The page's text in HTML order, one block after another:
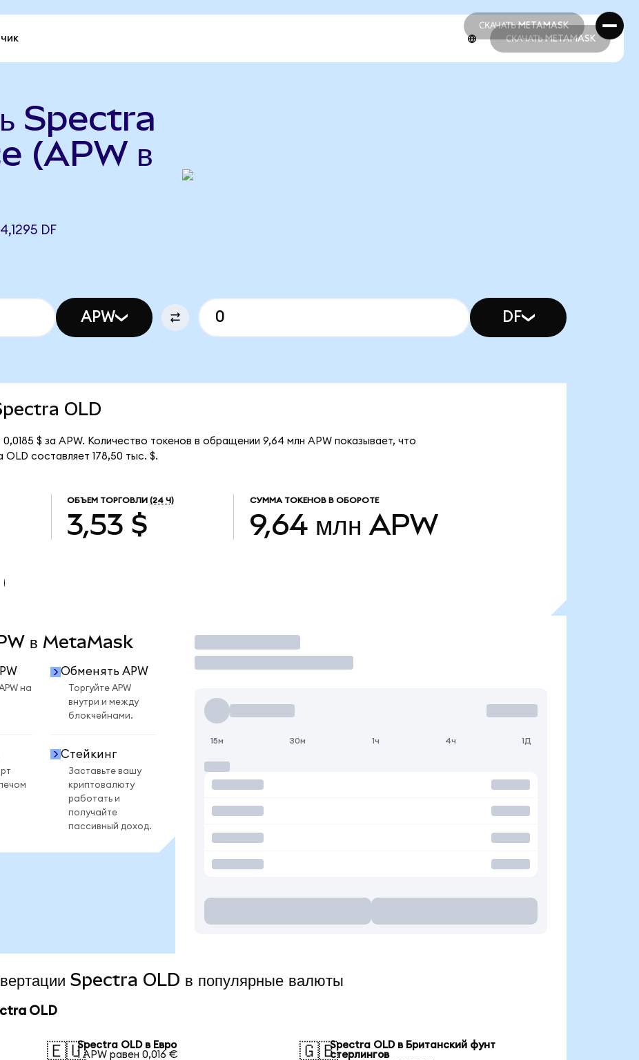
СКАЧАТЬ METAMASK
СКАЧАТЬ METAMASK
СКАЧАТЬ METAMASK
Spectra
(APW в
DF
APW DF
OLD
$ за APW. Количество токенов в обращении 9,64 млн APW показывает, что
составляет 178,50 тыс. $.
ОБЪЕМ ТОРГОВЛИ (24 Ч)
3,53 $
СУММА ТОКЕНОВ В ОБОРОТЕ
9,64 млн APW
в MetaMask
на
Обменять APW
Торгуйте APW
внутри и между
блокчейнами.
Стейкинг
Заставьте вашу
криптовалюту
работать и
получайте
пассивный доход.
Торговать
15м 30м 1ч 4ч 1Д
Spectra OLD в популярные валюты
OLD
🇪🇺Spectra OLD в Евро
1 APW равен 0,016 €
🇬🇧Spectra OLD в Британский фунт
стерлингов